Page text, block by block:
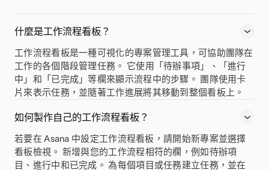
什麼是工作流程看板？
工作流程看板是一種可視化的專案管理工具，可協助團隊在
工作的各個階段管理任務。 它使用「待辦事項」、「進行
中」和「已完成」等欄來顯示流程中的步驟。 團隊使用卡
片來表示任務，並隨著工作進展將其移動到整個看板上。
如何製作自己的工作流程看板？
若要在 Asana 中設定工作流程看板，請開始新專案並選擇
看板檢視。 新增與您的工作流程相符的欄，例如待辦項
目、進行中和已完成。 為每個項目或任務建立任務，並在